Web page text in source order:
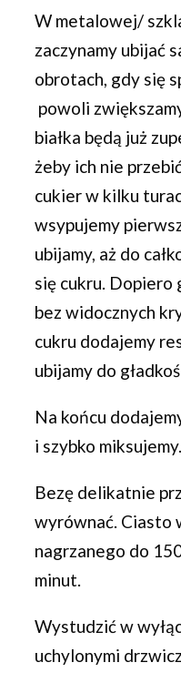
W metalowej/
zaczynamy ubijać
obrotach, gdy się
powoli
białka będą już
żeby ich nie
cukier w kilku
wsypujemy
ubijamy, aż do
się cukru. Dopiero
bez widocznych
cukru dodajemy
ubijamy do
Na końcu
i szybko miksujemy.
Bezę delikatnie
wyrównać. Ciasto
nagrzanego do
minut.
Wystudzić w
uchylonymi